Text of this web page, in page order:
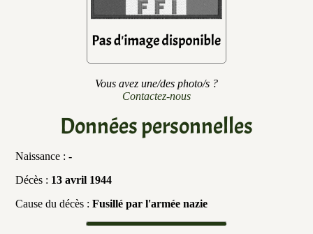
Vous avez une/des photo/s ?
Contactez-nous
Données personnelles
Naissance :-
Décès : 13 avril 1944
Cause du décès :Fusillé par l'armée nazie